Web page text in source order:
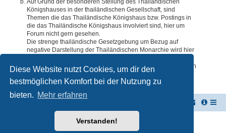
Diese Website nutzt Cookies, um dir den
bestmöglichen Komfort bei der Nutzung zu
bieten. Mehr erfahren
Verstanden!
Auf Grund der besonderen Stellung des Thailändischen
Königshauses in der thailändischen Gesellschaft, sind
Themen die das Thailändische Königshaus bzw. Postings in
die das Thailändische Königshaus involviert sind, hier um
Forum nicht gern gesehen.
Die strenge thailändische Gesetzgebung um Bezug auf
negative Darstellung der Thailändischen Monarchie wird hier
deren Inhalte diesbezüglich auch nur ansatzweise bedenklich
erscheinen, kommentarlos entfernt. #
Powered byphpBB® Forum Software © phpBB Limited
Deutsche Übersetzung durchphpBB.de